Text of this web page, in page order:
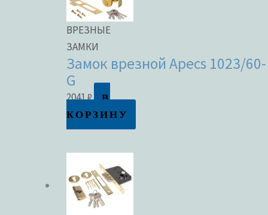
ВРЕЗНЫЕ
ЗАМКИ
Замок врезной Apecs 1023/60-
G
2041₽
В
КОРЗИНУ